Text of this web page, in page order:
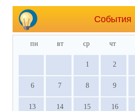
События
пн вт ср чт
1 2
6 7 8 9
13 14 15 16